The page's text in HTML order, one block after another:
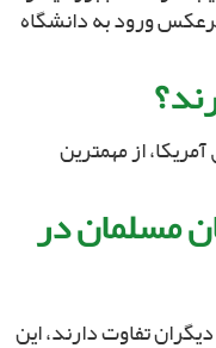
ورود به دانشگاه
از مهم‏ترین
مسلمان در
تفاوت دارند، این